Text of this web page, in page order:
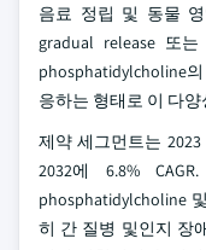
음료 정립 및 동물
gradual release 또
phosphatidylcholine
응하는 형태로 이 다양
제약 세그먼트는 2023
2032에 6.8%
phosphatidylcholine
히 간 질병 및인지 장